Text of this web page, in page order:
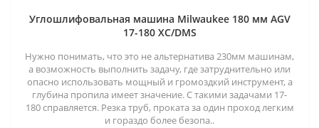
Углошлифовальная машина Milwaukee 180 мм AGV
17-180 XC/DMS
Нужно понимать, что это не альтернатива 230мм машинам,
а возможность выполнить задачу, где затруднительно или
опасно использовать мощный и громоздкий инструмент, а
глубина пропила имеет значение. С такими задачами 17-
180 справляется. Резка труб, проката за один проход легким
и гораздо более безопа..